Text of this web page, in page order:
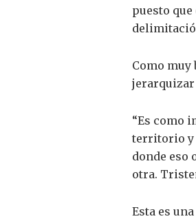
puesto
Como
jerarquizar
“Es como
territorio y
donde eso
otra.
Esta es